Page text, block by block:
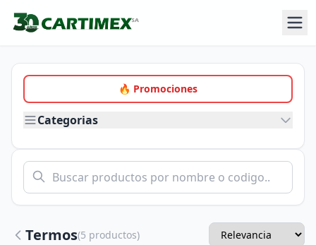
🔥 Promociones
Categorias
Termos(5 productos)